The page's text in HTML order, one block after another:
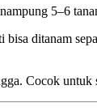
5–6
ditanam
Cocok untuk